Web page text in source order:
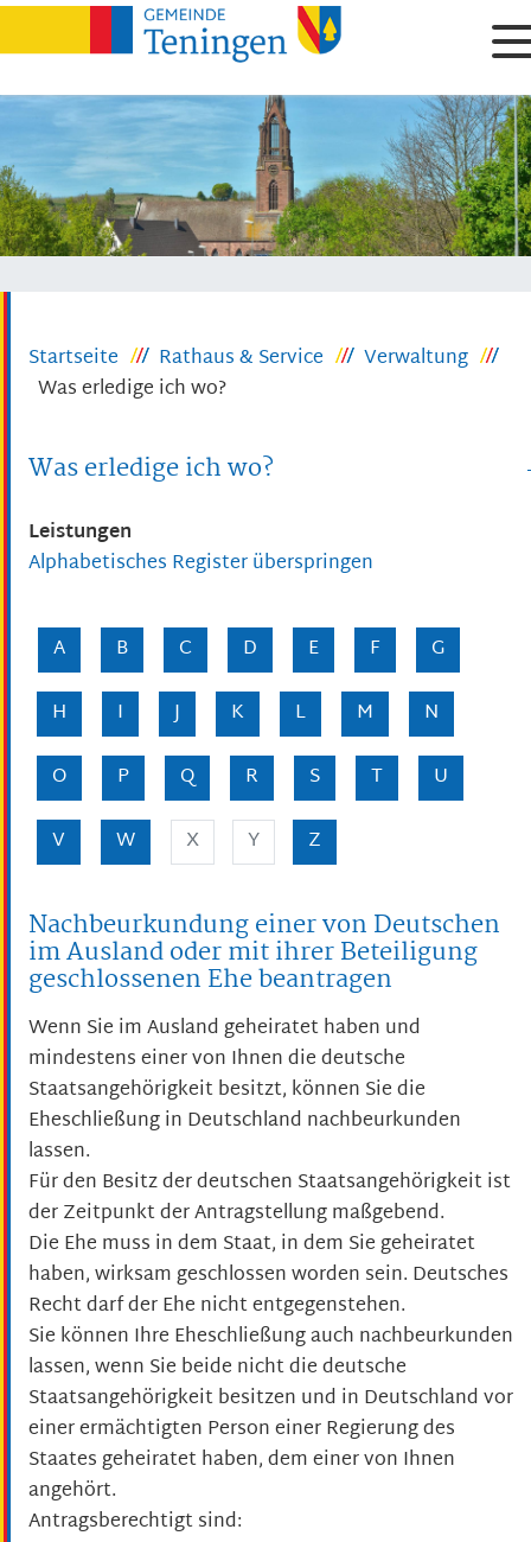
Startseite Rathaus & Service
Verwaltung
Was erledige ich wo?
Was erledige ich wo?
Leistungen
Alphabetisches Register überspringen
A B C D E F
G
H
I J K L M
N
O
P Q R S T
U
V
W X Y Z
Nachbeurkundung einer von Deutschen
im Ausland oder mit ihrer Beteiligung
geschlossenen Ehe beantragen
Wenn Sie im Ausland geheiratet haben und
mindestens einer von Ihnen die deutsche
Staatsangehörigkeit besitzt, können Sie die
Eheschließung in Deutschland nachbeurkunden
lassen.
Für den Besitz der deutschen Staatsangehörigkeit ist
der Zeitpunkt der Antragstellung maßgebend.
Die Ehe muss in dem Staat, in dem Sie geheiratet
haben, wirksam geschlossen worden sein. Deutsches
Recht darf der Ehe nicht entgegenstehen.
Sie können Ihre Eheschließung auch nachbeurkunden
lassen, wenn Sie beide nicht die deutsche
Staatsangehörigkeit besitzen und in Deutschland vor
einer ermächtigten Person einer Regierung des
Staates geheiratet haben, dem einer von Ihnen
angehört.
Antragsberechtigt sind: